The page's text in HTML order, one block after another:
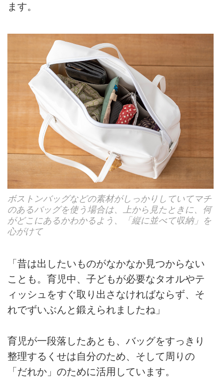
ます。
ボストンバッグなどの素材がしっかりしていてマチ
のあるバッグを使う場合は、上から見たときに、何
がどこにあるかわかるよう、「縦に並べて収納」を
心がけて
「昔は出したいものがなかなか見つからない
ことも。育児中、子どもが必要なタオルやテ
ィッシュをすぐ取り出さなければならず、そ
れでずいぶんと鍛えられましたね」
育児が一段落したあとも、バッグをすっきり
整理するくせは自分のため、そして周りの
「だれか」のために活用しています。